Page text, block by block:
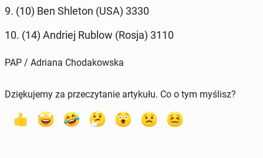
9. (10) Ben Shleton (USA) 3330
10. (14) Andriej Rublow (Rosja) 3110
PAP / Adriana Chodakowska
Dziękujemy za przeczytanie artykułu. Co o tym myślisz?